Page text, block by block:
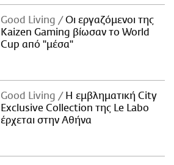
Good Living
Οι εργαζόμενοι της
Kaizen Gaming βίωσαν το World
Cup από "μέσα"
Good Living
Η εμβληματική City
Exclusive Collection της Le Labo
έρχεται στην Αθήνα